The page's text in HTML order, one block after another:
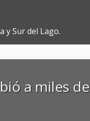
y Sur del Lago.
a miles de